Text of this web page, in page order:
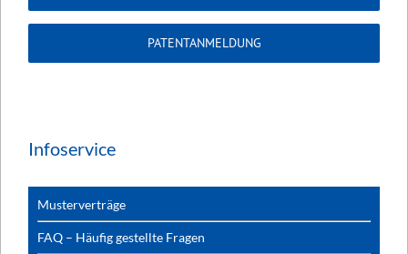
PATENTANMELDUNG
Infoservice
Musterverträge
FAQ – Häufig gestellte Fragen